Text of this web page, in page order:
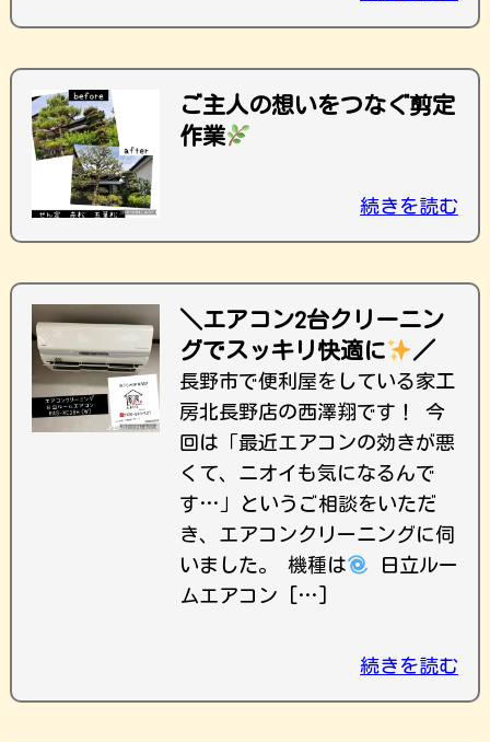
ご主人の想いをつなぐ剪定
作業
続きを読む
＼エアコン2台クリーニン
グでスッキリ快適に
／
長野市で便利屋をしている家工
房北長野店の西澤翔です！ 今
回は「最近エアコンの効きが悪
くて、ニオイも気になるんで
す…」というご相談をいただ
き、エアコンクリーニングに伺
いました。 機種は
日立ルー
ムエアコン […]
続きを読む